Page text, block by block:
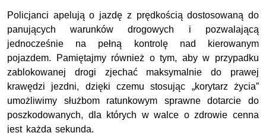
Policjanci apelują o jazdę z prędkością dostosowaną do
panujących warunków drogowych i pozwalającą
jednocześnie na pełną kontrolę nad kierowanym
pojazdem. Pamiętajmy również o tym, aby w przypadku
zablokowanej drogi zjechać maksymalnie do prawej
krawędzi jezdni, dzięki czemu stosując „korytarz życia”
umożliwimy służbom ratunkowym sprawne dotarcie do
poszkodowanych, dla których w walce o zdrowie cenna
jest każda sekunda.